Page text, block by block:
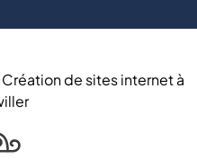
de sites internet à